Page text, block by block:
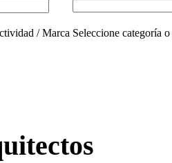
/ Marca Seleccione categoría